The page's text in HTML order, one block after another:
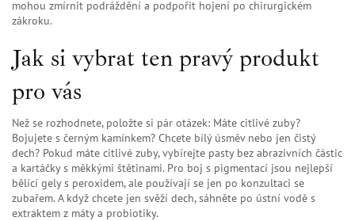
mohou zmírnit podráždění a podpořit hojení po chirurgickém
zákroku.
Jak si vybrat ten pravý produkt
pro vás
Než se rozhodnete, položte si pár otázek: Máte citlivé zuby?
Bojujete s černým kamínkem? Chcete bílý úsměv nebo jen čistý
dech? Pokud máte citlivé zuby, vybírejte pasty bez abrazivních částic
a kartáčky s měkkými štětinami. Pro boj s pigmentací jsou nejlepší
bělící gely s peroxidem, ale používají se jen po konzultaci se
zubařem. A když chcete jen svěží dech, sáhněte po ústní vodě s
extraktem z máty a probiotiky.